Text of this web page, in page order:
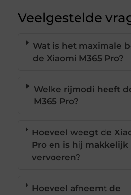
Veelgestelde
Wat is het maximale
de Xiaomi M365 Pro?
Welke rijmodi heeft
M365 Pro?
Hoeveel weegt de
Pro en is hij makkelijk
vervoeren?
Hoeveel afneemt de